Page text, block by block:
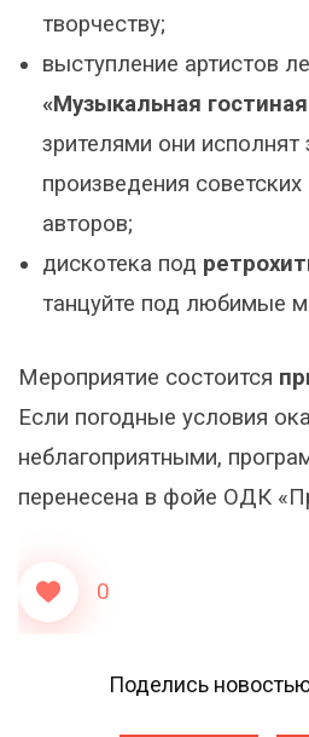
творчеству;
выступление артистов
«Музыкальная
зрителями они
произведения
авторов;
дискотека под
танцуйте под любимые
Мероприятие состоится
Если погодные условия
неблагоприятными,
перенесена в фойе ОДК
0
Поделись